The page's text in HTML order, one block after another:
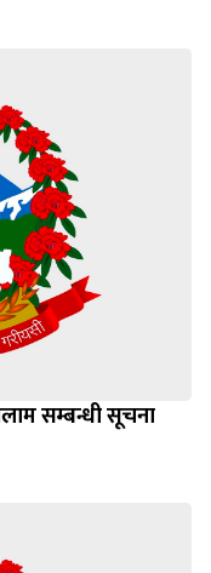
सम्बन्धी सूचना